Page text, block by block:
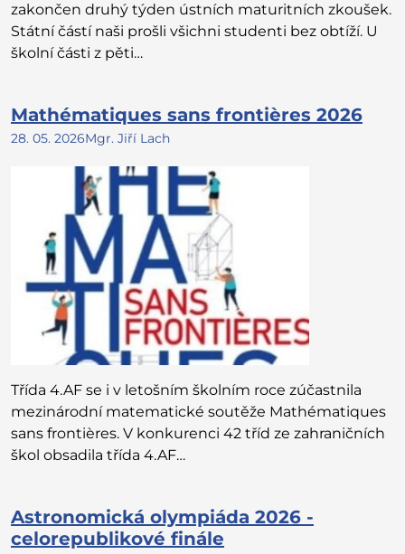
zakončen druhý týden ústních maturitních zkoušek.
Státní částí naši prošli všichni studenti bez obtíží. U
školní části z pěti…
Mathématiques sans frontières 2026
28. 05. 2026Mgr. Jiří Lach
Třída 4.AF se i v letošním školním roce zúčastnila
mezinárodní matematické soutěže Mathématiques
sans frontières. V konkurenci 42 tříd ze zahraničních
škol obsadila třída 4.AF…
Astronomická olympiáda 2026 -
celorepublikové finále